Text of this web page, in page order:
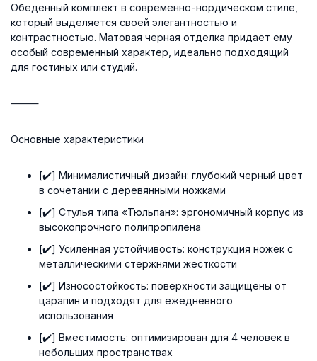
Обеденный комплект в современно-нордическом стиле,
который выделяется своей элегантностью и
контрастностью. Матовая черная отделка придает ему
особый современный характер, идеально подходящий
для гостиных или студий.
⸻
Основные характеристики
[✔️] Минималистичный дизайн: глубокий черный цвет
в сочетании с деревянными ножками
[✔️] Стулья типа «Тюльпан»: эргономичный корпус из
высокопрочного полипропилена
[✔️] Усиленная устойчивость: конструкция ножек с
металлическими стержнями жесткости
[✔️] Износостойкость: поверхности защищены от
царапин и подходят для ежедневного
использования
[✔️] Вместимость: оптимизирован для 4 человек в
небольших пространствах